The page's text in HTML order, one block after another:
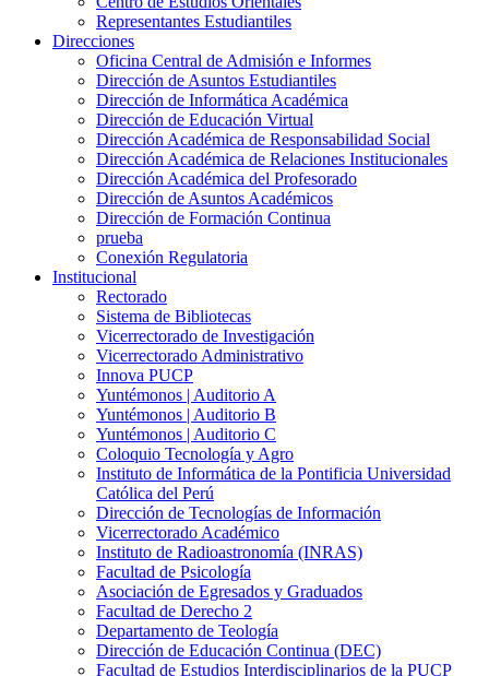
Representantes Estudiantiles
Direcciones
Oficina Central de Admisión e Informes
Dirección de Asuntos Estudiantiles
Dirección de Informática Académica
Dirección de Educación Virtual
Dirección Académica de Responsabilidad Social
Dirección Académica de Relaciones Institucionales
Dirección Académica del Profesorado
Dirección de Asuntos Académicos
Dirección de Formación Continua
prueba
Conexión Regulatoria
Institucional
Rectorado
Sistema de Bibliotecas
Vicerrectorado de Investigación
Vicerrectorado Administrativo
Innova PUCP
Yuntémonos | Auditorio A
Yuntémonos | Auditorio B
Yuntémonos | Auditorio C
Coloquio Tecnología y Agro
Instituto de Informática de la Pontificia Universidad
Católica del Perú
Dirección de Tecnologías de Información
Vicerrectorado Académico
Instituto de Radioastronomía (INRAS)
Facultad de Psicología
Asociación de Egresados y Graduados
Facultad de Derecho 2
Departamento de Teología
Dirección de Educación Continua (DEC)
Facultad de Estudios Interdisciplinarios de la PUCP